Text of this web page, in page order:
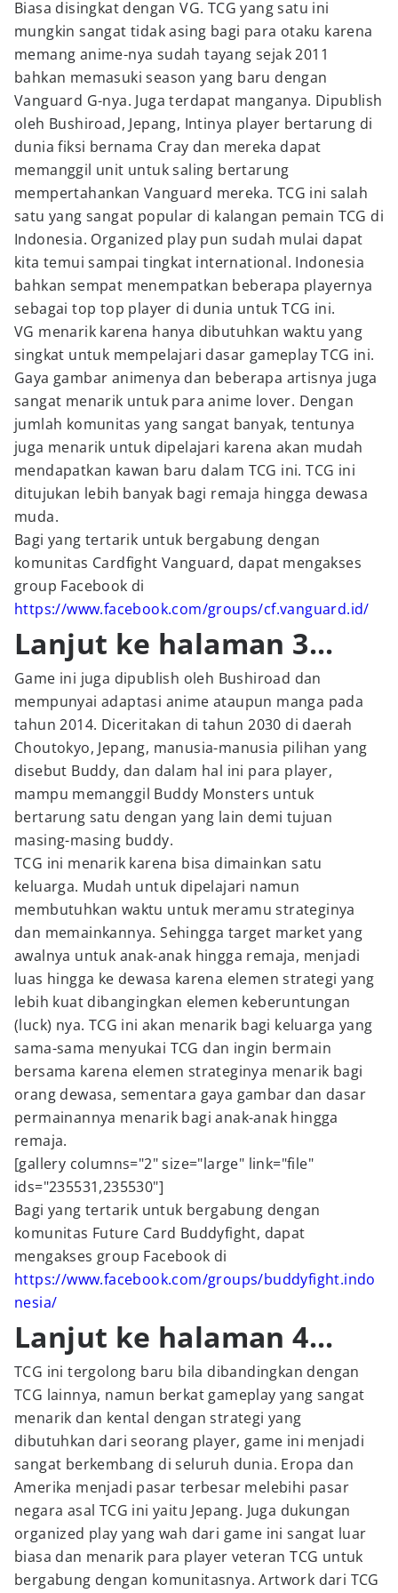
Biasa disingkat dengan VG. TCG yang satu ini
mungkin sangat tidak asing bagi para otaku karena
memang anime-nya sudah tayang sejak 2011
bahkan memasuki season yang baru dengan
Vanguard G-nya. Juga terdapat manganya. Dipublish
oleh Bushiroad, Jepang, Intinya player bertarung di
dunia fiksi bernama Cray dan mereka dapat
memanggil unit untuk saling bertarung
mempertahankan Vanguard mereka. TCG ini salah
satu yang sangat popular di kalangan pemain TCG di
Indonesia. Organized play pun sudah mulai dapat
kita temui sampai tingkat international. Indonesia
bahkan sempat menempatkan beberapa playernya
sebagai top top player di dunia untuk TCG ini.
VG menarik karena hanya dibutuhkan waktu yang
singkat untuk mempelajari dasar gameplay TCG ini.
Gaya gambar animenya dan beberapa artisnya juga
sangat menarik untuk para anime lover. Dengan
jumlah komunitas yang sangat banyak, tentunya
juga menarik untuk dipelajari karena akan mudah
mendapatkan kawan baru dalam TCG ini. TCG ini
ditujukan lebih banyak bagi remaja hingga dewasa
muda.
Bagi yang tertarik untuk bergabung dengan
komunitas Cardfight Vanguard, dapat mengakses
group Facebook di
https://www.facebook.com/groups/cf.vanguard.id/
Lanjut ke halaman 3...
Game ini juga dipublish oleh Bushiroad dan
mempunyai adaptasi anime ataupun manga pada
tahun 2014. Diceritakan di tahun 2030 di daerah
Choutokyo, Jepang, manusia-manusia pilihan yang
disebut Buddy, dan dalam hal ini para player,
mampu memanggil Buddy Monsters untuk
bertarung satu dengan yang lain demi tujuan
masing-masing buddy.
TCG ini menarik karena bisa dimainkan satu
keluarga. Mudah untuk dipelajari namun
membutuhkan waktu untuk meramu strateginya
dan memainkannya. Sehingga target market yang
awalnya untuk anak-anak hingga remaja, menjadi
luas hingga ke dewasa karena elemen strategi yang
lebih kuat dibangingkan elemen keberuntungan
(luck) nya. TCG ini akan menarik bagi keluarga yang
sama-sama menyukai TCG dan ingin bermain
bersama karena elemen strateginya menarik bagi
orang dewasa, sementara gaya gambar dan dasar
permainannya menarik bagi anak-anak hingga
remaja.
[gallery columns="2" size="large" link="file"
ids="235531,235530"]
Bagi yang tertarik untuk bergabung dengan
komunitas Future Card Buddyfight, dapat
mengakses group Facebook di
https://www.facebook.com/groups/buddyfight.indo
nesia/
Lanjut ke halaman 4...
TCG ini tergolong baru bila dibandingkan dengan
TCG lainnya, namun berkat gameplay yang sangat
menarik dan kental dengan strategi yang
dibutuhkan dari seorang player, game ini menjadi
sangat berkembang di seluruh dunia. Eropa dan
Amerika menjadi pasar terbesar melebihi pasar
negara asal TCG ini yaitu Jepang. Juga dukungan
organized play yang wah dari game ini sangat luar
biasa dan menarik para player veteran TCG untuk
bergabung dengan komunitasnya. Artwork dari TCG